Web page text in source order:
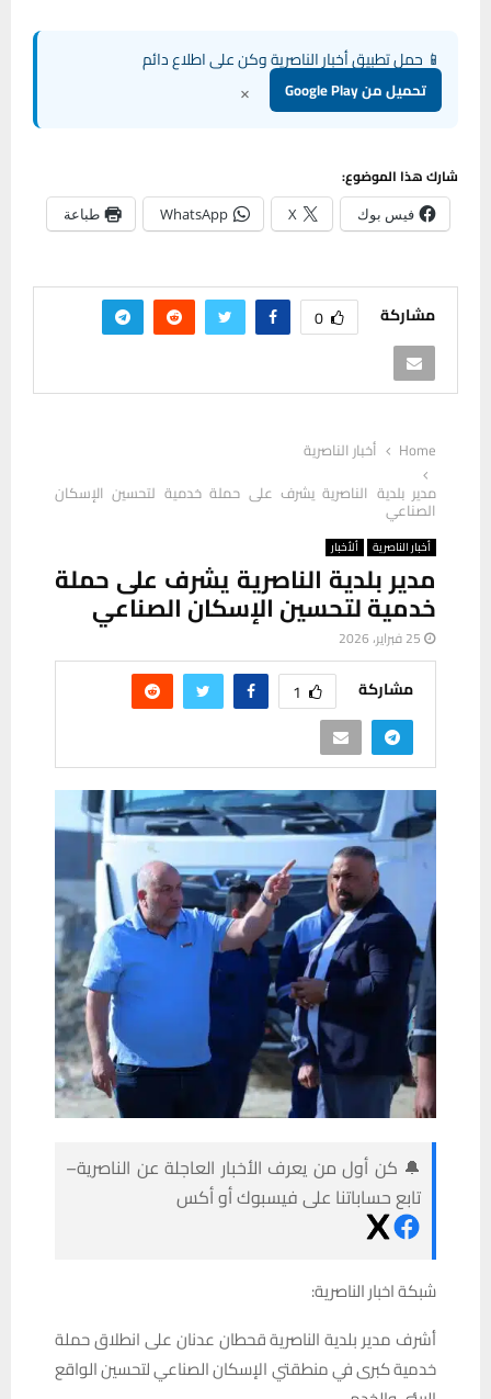
📱 حمل تطبيق أخبار الناصرية وكن على اطلاع دائم
تحميل من Google Play ×
شارك هذا الموضوع:
فيس بوك X
WhatsApp طباعة
مشاركة 0
Home
أخبار الناصرية
مدير بلدية الناصرية يشرف على حملة خدمية لتحسين الإسكان
الصناعي
أخبار الناصرية ألأخبار
مدير بلدية الناصرية يشرف على حملة
خدمية لتحسين الإسكان الصناعي
25 فبراير، 2026
مشاركة 1
🔔 كن أول من يعرف الأخبار العاجلة عن الناصرية–
تابع حساباتنا على فيسبوك أو أكس
شبكة اخبار الناصرية:
أشرف مدير بلدية الناصرية قحطان عدنان على انطلاق حملة
خدمية كبرى في منطقتي الإسكان الصناعي لتحسين الواقع